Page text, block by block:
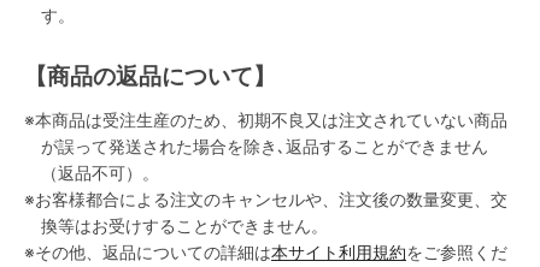
す。
【商品の返品について】
※本商品は受注生産のため、初期不良又は注文されていない商品
が誤って発送された場合を除き､返品することができません
（返品不可）。
※お客様都合による注文のキャンセルや、注文後の数量変更、交
換等はお受けすることができません。
※その他、返品についての詳細は本サイト利用規約をご参照くだ